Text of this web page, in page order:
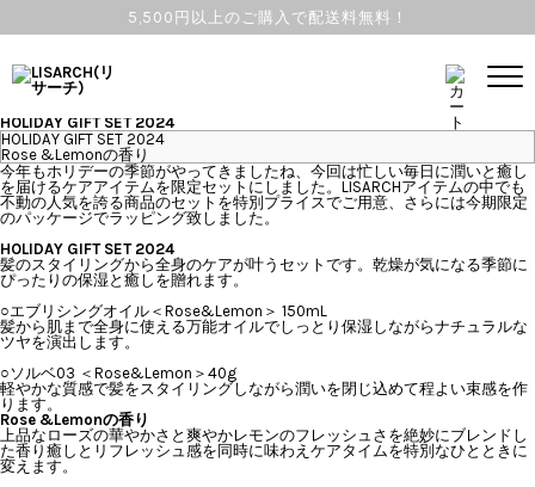
5,500円以上のご購入で配送料無料！
TOPICS
HOLIDAY GIFT SET 2024
HOLIDAY GIFT SET 2024
Rose &Lemonの香り
今年もホリデーの季節がやってきましたね、今回は忙しい毎日に潤いと癒し
を届けるケアアイテムを限定セットにしました。LISARCHアイテムの中でも
不動の人気を誇る商品のセットを特別プライスでご用意、さらには今期限定
のパッケージでラッピング致しました。
HOLIDAY GIFT SET 2024
髪のスタイリングから全身のケアが叶うセットです。乾燥が気になる季節に
ぴったりの保湿と癒しを贈れます。
○エブリシングオイル＜Rose&Lemon＞ 150mL
髪から肌まで全身に使える万能オイルでしっとり保湿しながらナチュラルな
ツヤを演出します。
○ソルベ03 ＜Rose&Lemon＞40g
軽やかな質感で髪をスタイリングしながら潤いを閉じ込めて程よい束感を作
ります。
Rose &Lemonの香り
上品なローズの華やかさと爽やかレモンのフレッシュさを絶妙にブレンドし
た香り癒しとリフレッシュ感を同時に味わえケアタイムを特別なひとときに
変えます。